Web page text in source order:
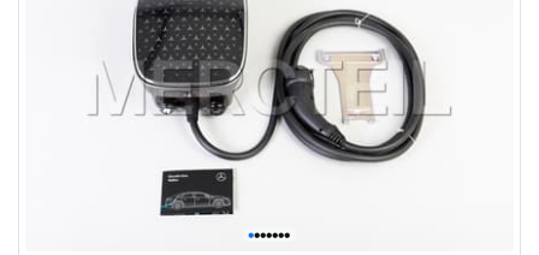
•••••••